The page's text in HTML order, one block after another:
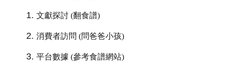
文獻探討 (翻食譜)
消費者訪問 (問爸爸小孩)
平台數據 (參考食譜網站)